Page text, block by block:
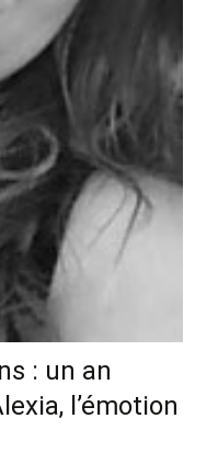
: un an
l’émotion